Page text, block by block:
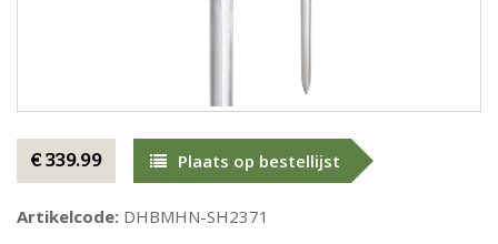
€ 339.99 Plaats op bestellijst
Artikelcode: DHBMHN-SH2371